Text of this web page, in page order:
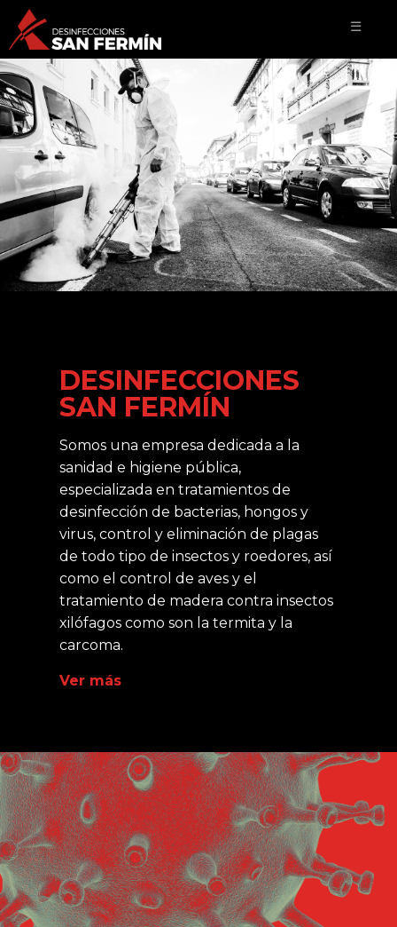
☰
DESINFECCIONES
SAN FERMÍN
Somos una empresa dedicada a la
sanidad e higiene pública,
especializada en tratamientos de
desinfección de bacterias, hongos y
virus, control y eliminación de plagas
de todo tipo de insectos y roedores, así
como el control de aves y el
tratamiento de madera contra insectos
xilófagos como son la termita y la
carcoma.
Ver más